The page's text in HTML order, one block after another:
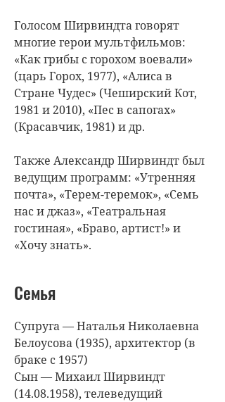
Голосом Ширвиндта говорят
многие герои мультфильмов:
«Как грибы с горохом воевали»
(царь Горох, 1977), «Алиса в
Стране Чудес» (Чеширский Кот,
1981 и 2010), «Пес в сапогах»
(Красавчик, 1981) и др.
Также Александр Ширвиндт был
ведущим программ: «Утренняя
почта», «Терем-теремок», «Семь
нас и джаз», «Театральная
гостиная», «Браво, артист!» и
«Хочу знать».
Семья
Супруга — Наталья Николаевна
Белоусова (1935), архитектор (в
браке с 1957)
Сын — Михаил Ширвиндт
(14.08.1958), телеведущий